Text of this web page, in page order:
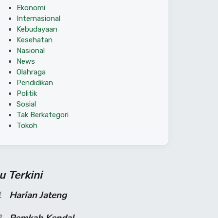
Ekonomi
Internasional
Kebudayaan
Kesehatan
Nasional
News
Olahraga
Pendidikan
Politik
Sosial
Tak Berkategori
Tokoh
Terkini
Harian Jateng